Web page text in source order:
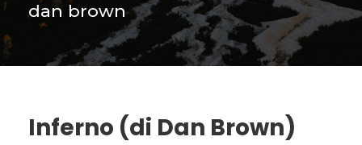
dan brown
Inferno (di Dan Brown)